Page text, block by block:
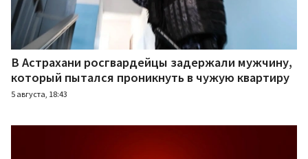
В Астрахани росгвардейцы задержали мужчину,
который пытался проникнуть в чужую квартиру
5 августа, 18:43